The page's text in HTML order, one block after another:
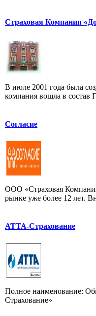
Страховая Компания
В июле 2001 года была
компания вошла в состав
Согласие
ООО «Страховая Компания
рынке уже более 12 лет.
АТТА-Страхование
Полное наименование:
Страхование»